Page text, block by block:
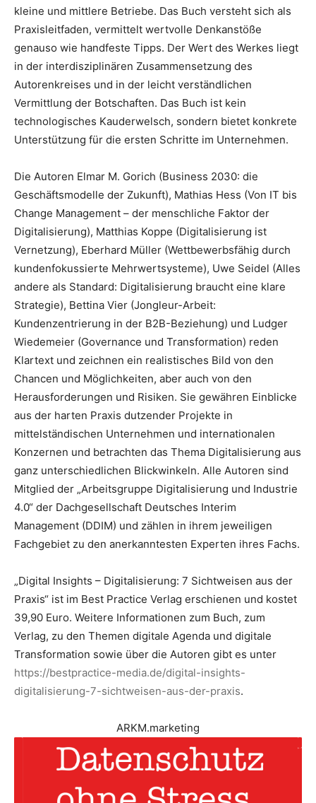
kleine und mittlere Betriebe. Das Buch versteht sich als
Praxisleitfaden, vermittelt wertvolle Denkanstöße
genauso wie handfeste Tipps. Der Wert des Werkes liegt
in der interdisziplinären Zusammensetzung des
Autorenkreises und in der leicht verständlichen
Vermittlung der Botschaften. Das Buch ist kein
technologisches Kauderwelsch, sondern bietet konkrete
Unterstützung für die ersten Schritte im Unternehmen.
Die Autoren Elmar M. Gorich (Business 2030: die
Geschäftsmodelle der Zukunft), Mathias Hess (Von IT bis
Change Management – der menschliche Faktor der
Digitalisierung), Matthias Koppe (Digitalisierung ist
Vernetzung), Eberhard Müller (Wettbewerbsfähig durch
kundenfokussierte Mehrwertsysteme), Uwe Seidel (Alles
andere als Standard: Digitalisierung braucht eine klare
Strategie), Bettina Vier (Jongleur-Arbeit:
Kundenzentrierung in der B2B-Beziehung) und Ludger
Wiedemeier (Governance und Transformation) reden
Klartext und zeichnen ein realistisches Bild von den
Chancen und Möglichkeiten, aber auch von den
Herausforderungen und Risiken. Sie gewähren Einblicke
aus der harten Praxis dutzender Projekte in
mittelständischen Unternehmen und internationalen
Konzernen und betrachten das Thema Digitalisierung aus
ganz unterschiedlichen Blickwinkeln. Alle Autoren sind
Mitglied der „Arbeitsgruppe Digitalisierung und Industrie
4.0“ der Dachgesellschaft Deutsches Interim
Management (DDIM) und zählen in ihrem jeweiligen
Fachgebiet zu den anerkanntesten Experten ihres Fachs.
„Digital Insights – Digitalisierung: 7 Sichtweisen aus der
Praxis“ ist im Best Practice Verlag erschienen und kostet
39,90 Euro. Weitere Informationen zum Buch, zum
Verlag, zu den Themen digitale Agenda und digitale
Transformation sowie über die Autoren gibt es unter
https://bestpractice-media.de/digital-insights-
digitalisierung-7-sichtweisen-aus-der-praxis.
ARKM.marketing